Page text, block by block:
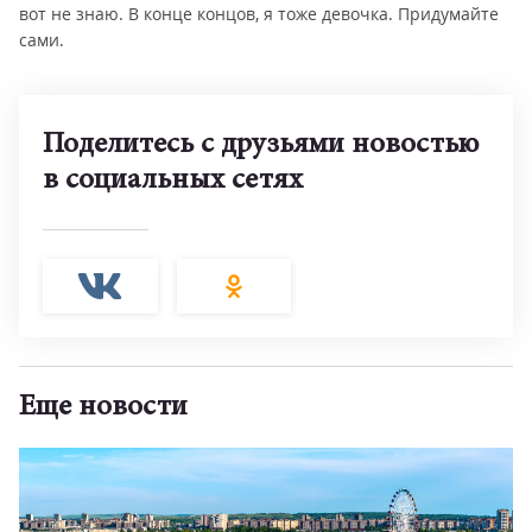
вот не знаю. В конце концов, я тоже девочка. Придумайте
сами.
Поделитесь с друзьями новостью
в социальных сетях
Еще новости